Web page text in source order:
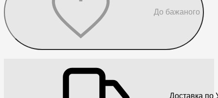
До бажаного
Доставка по